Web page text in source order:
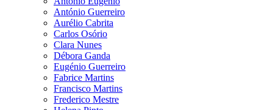
António Guerreiro
Aurélio Cabrita
Carlos Osório
Clara Nunes
Débora Ganda
Eugénio Guerreiro
Fabrice Martins
Francisco Martins
Frederico Mestre